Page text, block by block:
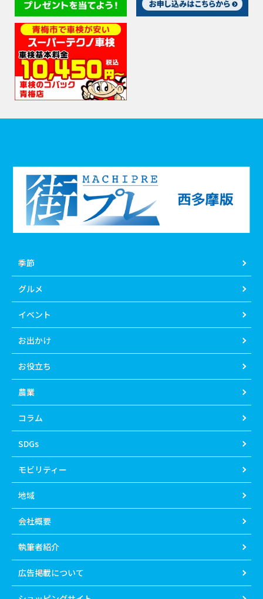
季節
グルメ
イベント
お出かけ
お役立ち
農業
コラム
SDGs
モビリティー
地域
会社概要
執筆者紹介
広告掲載について